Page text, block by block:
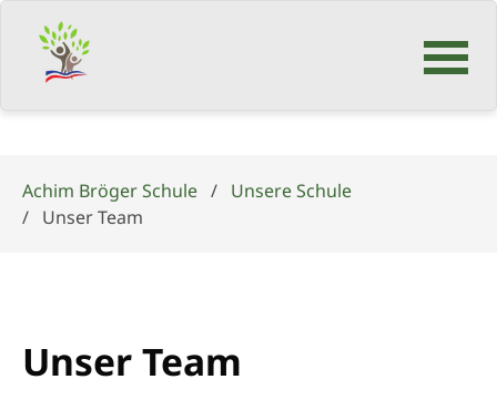
Navigation
Achim Bröger Schule
Unsere Schule
Unser Team
Unser Team